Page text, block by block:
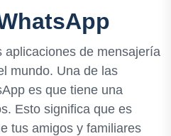
aplicaciones de mensajería
mundo. Una de las
es que tiene una
Esto significa que es
tus amigos y familiares